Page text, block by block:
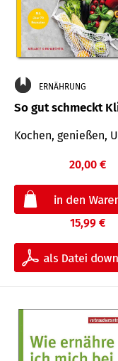
ERNÄHRUNG
So gut schmeckt
Kochen, genießen,
20,00 €
15,99 €